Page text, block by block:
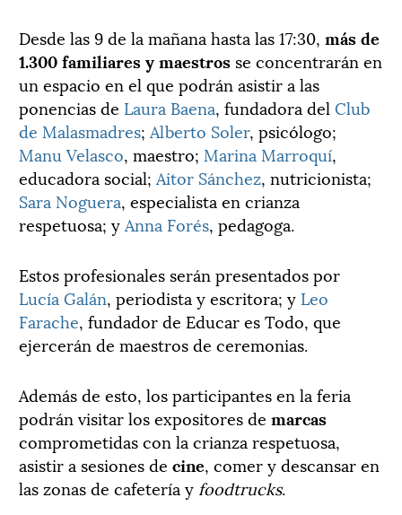
Desde las 9 de la mañana hasta las 17:30, más de
1.300 familiares y maestros se concentrarán en
un espacio en el que podrán asistir a las
ponencias de Laura Baena, fundadora del Club
de Malasmadres; Alberto Soler, psicólogo;
Manu Velasco, maestro; Marina Marroquí,
educadora social; Aitor Sánchez, nutricionista;
Sara Noguera, especialista en crianza
respetuosa; yAnna Forés, pedagoga.
Estos profesionales serán presentados por
Lucía Galán, periodista y escritora; y Leo
Farache, fundador de Educar es Todo, que
ejercerán de maestros de ceremonias.
Además de esto, los participantes en la feria
podrán visitar los expositores de marcas
comprometidas con la crianza respetuosa,
asistir a sesiones de cine, comer y descansar en
las zonas de cafetería y foodtrucks.